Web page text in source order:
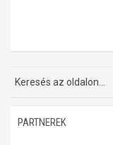
PARTNEREK